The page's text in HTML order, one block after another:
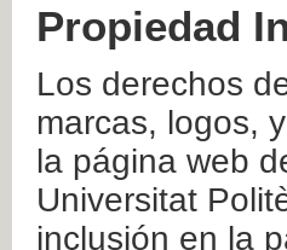
Propiedad
Los derechos
marcas, logos,
la página web
Universitat
inclusión en la